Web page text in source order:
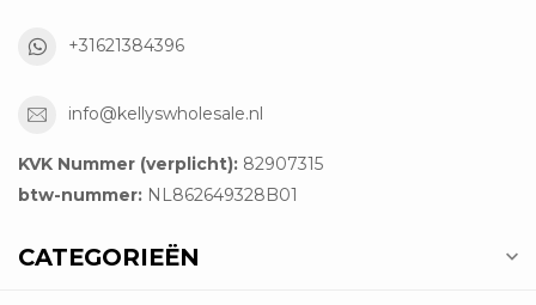
+31621384396
info@kellyswholesale.nl
KVK Nummer (verplicht): 82907315
btw-nummer: NL862649328B01
CATEGORIEËN